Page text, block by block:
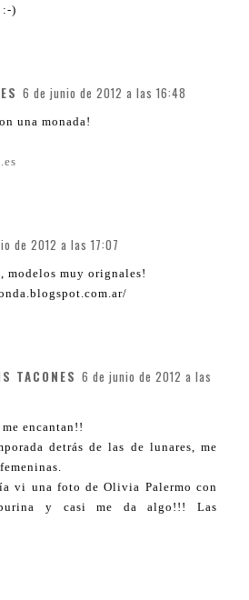
:-)
6 de junio de 2012 a las 16:48
una monada!
de 2012 a las 17:07
modelos muy orignales!
TACONES 6 de junio de 2012 a las
encantan!!
detrás de las de lunares, me
vi una foto de Olivia Palermo con
y casi me da algo!!! Las